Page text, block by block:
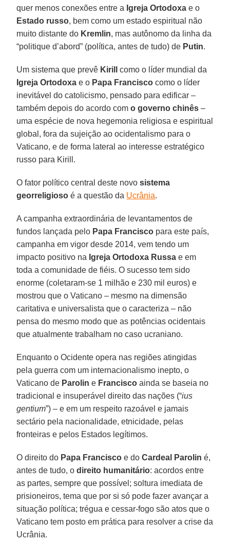
quer menos conexões entre a Igreja Ortodoxa e o
Estado russo, bem como um estado espiritual não
muito distante do Kremlin, mas autônomo da linha da
“politique d’abord” (política, antes de tudo) de Putin.
Um sistema que prevê Kirill
como o líder mundial da
Igreja Ortodoxa e o Papa Francisco como o líder
inevitável do catolicismo, pensado para edificar –
também depois do acordo como governo chinês –
uma espécie de nova hegemonia religiosa e espiritual
global, fora da sujeição ao ocidentalismo para o
Vaticano, e de forma lateral ao interesse estratégico
russo para Kirill.
O fator político central deste novosistema
georreligioso é a questão da Ucrânia.
A campanha extraordinária de levantamentos de
fundos lançada pelo Papa Francisco para este país,
campanha em vigor desde 2014, vem tendo um
impacto positivo na Igreja Ortodoxa Russa e em
toda a comunidade de fiéis. O sucesso tem sido
enorme (coletaram-se 1 milhão e 230 mil euros) e
mostrou que o Vaticano – mesmo na dimensão
caritativa e universalista que o caracteriza – não
pensa do mesmo modo que as potências ocidentais
que atualmente trabalham no caso ucraniano.
Enquanto o Ocidente opera nas regiões atingidas
pela guerra com um internacionalismo inepto, o
Vaticano de Parolin e Francisco ainda se baseia no
tradicional e insuperável direito das nações (“ius
gentium”) – e em um respeito razoável e jamais
sectário pela nacionalidade, etnicidade, pelas
fronteiras e pelos Estados legítimos.
O direito do Papa Francisco e doCardeal Parolin é,
antes de tudo, odireito humanitário: acordos entre
as partes, sempre que possível; soltura imediata de
prisioneiros, tema que por si só pode fazer avançar a
situação política; trégua e cessar-fogo são atos que o
Vaticano tem posto em prática para resolver a crise da
Ucrânia.